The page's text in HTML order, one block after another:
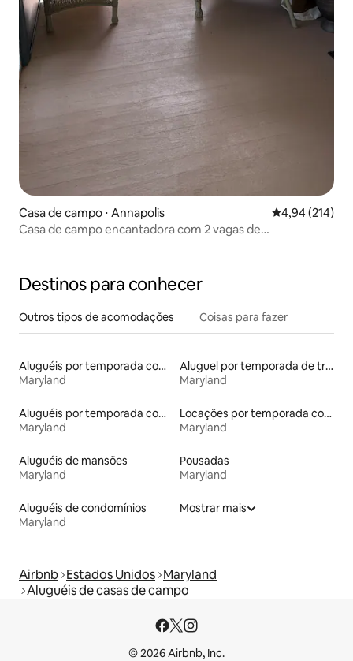
Casa de campo ⋅ Annapolis 4,94 de uma
4,94 (214)
Casa de campo encantadora com 2 vagas de
Destinos para conhecer
Outros tipos de acomodações Coisas para fazer
Aluguéis por temporada com sauna
Maryland
Aluguel por temporada de trailers
Maryland
Aluguéis por temporada com caiaque
Maryland
Locações por temporada com piscina
Maryland
Aluguéis de mansões
Maryland
Pousadas
Maryland
Aluguéis de condomínios
Maryland
Mostrar mais
Airbnb Estados Unidos Maryland
Aluguéis de casas de campo
© 2026 Airbnb, Inc.